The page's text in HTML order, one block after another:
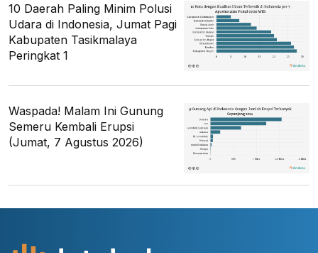
10 Daerah Paling Minim Polusi
Udara di Indonesia, Jumat Pagi
Kabupaten Tasikmalaya
Peringkat 1
Waspada! Malam Ini Gunung
Semeru Kembali Erupsi
(Jumat, 7 Agustus 2026)